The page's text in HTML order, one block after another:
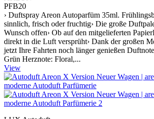
PFB20
› Duftspray Areon Autoparfüm 35ml.
sinnlich, frisch oder fruchtig› Die große
Wunsch offen› Ob auf den mitgelieferten
direkt in die Luft versprüht› Dank der großen
jetzt Ihre Fahrten noch länger genießen
Grün Herznote: Floral,...
View